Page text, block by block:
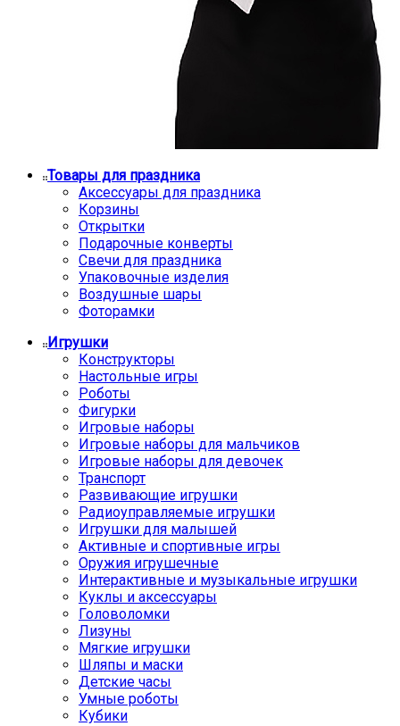
Товары для праздника
Аксессуары для праздника
Корзины
Открытки
Подарочные конверты
Свечи для праздника
Упаковочные изделия
Воздушные шары
Фоторамки
Игрушки
Конструкторы
Настольные игры
Роботы
Фигурки
Игровые наборы
Игровые наборы для мальчиков
Игровые наборы для девочек
Транспорт
Развивающие игрушки
Радиоуправляемые игрушки
Игрушки для малышей
Активные и спортивные игры
Оружия игрушечные
Интерактивные и музыкальные игрушки
Куклы и аксессуары
Головоломки
Лизуны
Мягкие игрушки
Шляпы и маски
Детские часы
Умные роботы
Кубики